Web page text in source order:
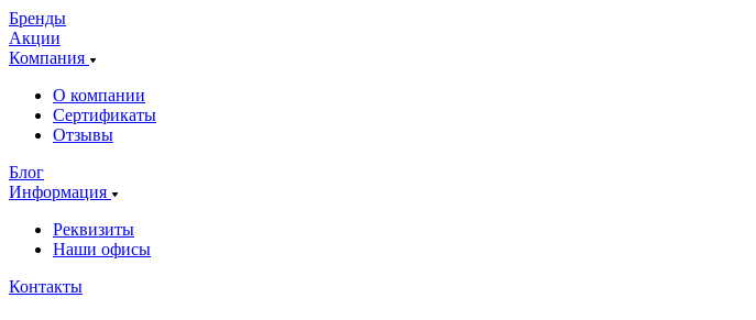
Бренды
Акции
Компания
О компании
Сертификаты
Отзывы
Блог
Информация
Реквизиты
Наши офисы
Контакты